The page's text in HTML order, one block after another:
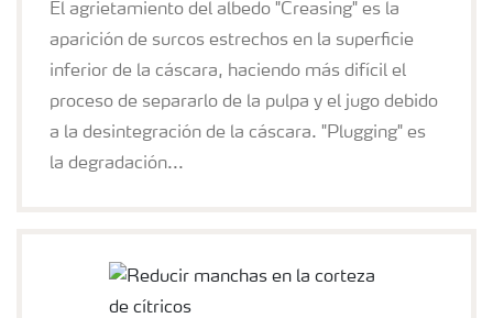
El agrietamiento del albedo "Creasing" es la
aparición de surcos estrechos en la superficie
inferior de la cáscara, haciendo más difícil el
proceso de separarlo de la pulpa y el jugo debido
a la desintegración de la cáscara. "Plugging" es
la degradación...